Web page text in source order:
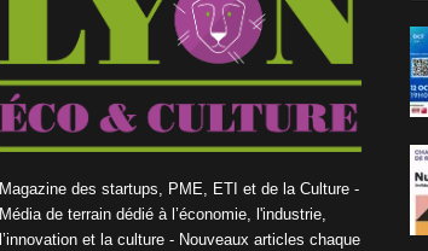
Magazine des startups, PME, ETI et de la Culture -
Média de terrain dédié à l’économie, l'industrie,
l’innovation et la culture - Nouveaux articles chaque